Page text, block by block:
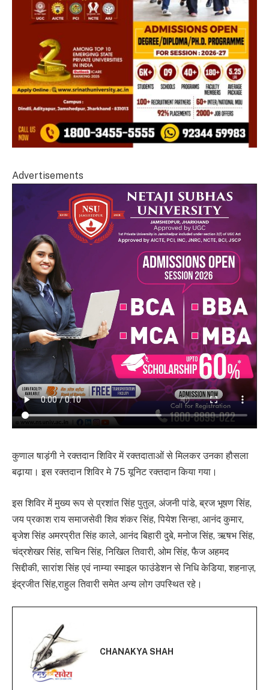
Advertisements
कुणाल षाड़ंगी ने रक्तदान शिविर में रक्तदाताओं से मिलकर उनका हौसला
बढ़ाया। इस रक्तदान शिविर मे 75 यूनिट रक्तदान किया गया।
इस शिविर में मुख्य रूप से प्रशांत सिंह पुतुल, अंजनी पांडे, ब्रज भूषण सिंह,
जय प्रकाश राय समाजसेवी शिव शंकर सिंह, पियेश सिन्हा, आनंद कुमार,
बृजेश सिंह अमरप्रीत सिंह काले, आनंद बिहारी दुबे, मनोज सिंह, ऋषभ सिंह,
चंद्रशेखर सिंह, सचिन सिंह, निखिल तिवारी, ओम सिंह, फैज अहमद
सिद्दीकी, सारांश सिंह एवं नाम्या स्माइल फाउंडेशन से निधि केडिया, शहनाज़,
इंद्रजीत सिंह,राहुल तिवारी समेत अन्य लोग उपस्थित रहे।
CHANAKYA SHAH